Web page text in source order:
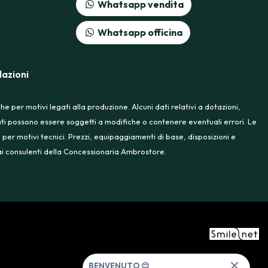
Whatsapp vendita
Whatsapp officina
per motivi legati alla produzione. Alcuni dati relativi a dotazioni,
possono essere soggetti a modifiche o contenere eventuali errori. Le
motivi tecnici. Prezzi, equipaggiamenti di base, disposizioni e
della Concessionaria Ambrostore.
BENVENUTO 😊